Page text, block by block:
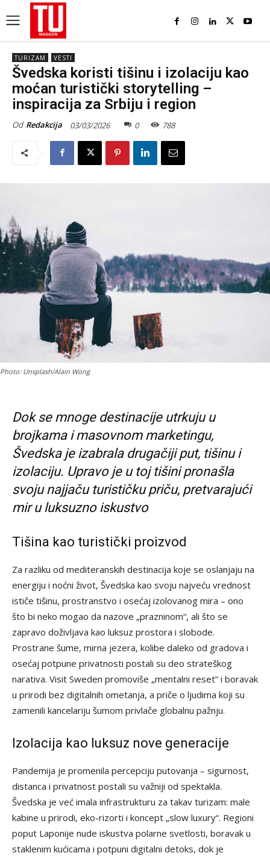
TURIZAM VESTI
Švedska koristi tišinu i izolaciju kao
moćan turistički storytelling –
inspiracija za Srbiju i region
Od Redakcija 03/03/2026 0 788
Photo: Unsplash/Alain Wong
Dok se mnoge destinacije utrkuju u
brojkama i masovnom marketingu,
Švedska je izabrala drugačiji put, tišinu i
izolaciju. Upravo je u toj tišini pronašla
svoju najjaču turističku priču, pretvarajući
mir u luksuzno iskustvo
Tišina kao turistički proizvod
Za razliku od mediteranskih destinacija koje se oslanjaju na
energiju i noćni život, Švedska kao svoju najveću vrednost
ističe tišinu, prostranstvo i osećaj izolovanog mira – ono
što bi neko mogao da nazove „prazninom“, ali što se
zapravo doživljava kao luksuz prostora i slobode.
Prostrane šume, mirna jezera, kolibe daleko od gradova i
osećaj potpune privatnosti postali su deo strateškog
narativa. Visit Sweden promoviše „mentalni reset“ i boravak
u prirodi bez digitalnih ometanja, a priče o ljudima koji su
zamenili kancelariju šumom privlače globalnu pažnju.
Izolacija kao luksuz nove generacije
Pandemija je promenila percepciju putovanja – sigurnost,
distanca i privatnost postali su važniji od spektakla.
Švedska je već imala infrastrukturu za takav turizam: male
kabine u prirodi, eko-rizorti i koncept „slow luxury“. Regioni
poput Laponije nude iskustva polarne svetlosti, boravak u
staklenim kućicama i potpuni digitalni detoks, dok je